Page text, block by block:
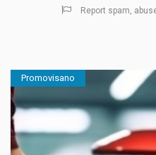
Report spam,
Promovisano